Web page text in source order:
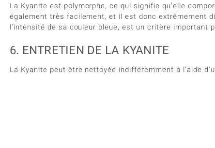
La Kyanite est polymorphe, ce qui signifie qu'elle
également très facilement, et il est donc extrêmement
l'intensité de sa couleur bleue, est un critère important
6. ENTRETIEN DE LA KYANITE
La Kyanite peut être nettoyée indifféremment à l'aide